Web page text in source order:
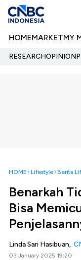
HOMEMARKETMY
RESEARCHOPINION
HOME Lifestyle Berita
Benarkah
Bisa
Linda Sari Hasibuan,
03 January 2025 19:20